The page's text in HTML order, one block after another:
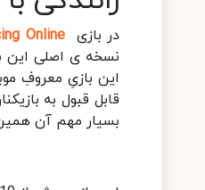
در بازی CarX Drift Racing Online
قابل قبول به
بسیار مهم آن